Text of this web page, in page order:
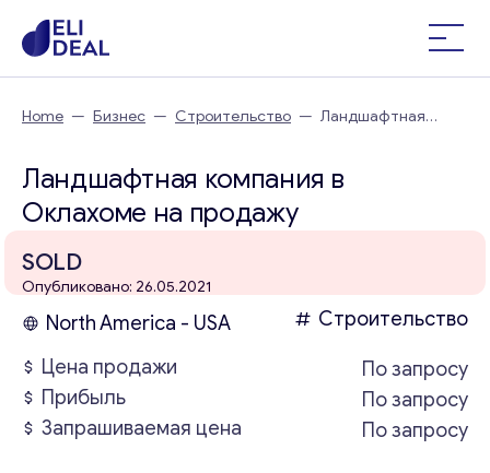
Home — Бизнес — Строительство — Ландшафтная
Ландшафтная компания в
Оклахоме на продажу
SOLD
Опубликовано: 26.05.2021
North America - USA
Строительство
Цена продажи
По запросу
Прибыль
По запросу
Запрашиваемая цена
По запросу